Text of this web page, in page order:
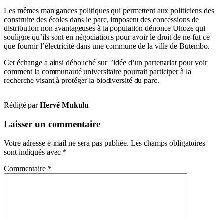
Les mêmes manigances politiques qui permettent aux politiciens des
construire des écoles dans le parc, imposent des concessions de
distribution non avantageuses à la population dénonce Uhoze qui
souligne qu’ils sont en négociations pour avoir le droit de ne-fut ce
que fournir l’électricité dans une commune de la ville de Butembo.
Cet échange a ainsi débouché sur l’idée d’un partenariat pour voir
comment la communauté universitaire pourrait participer à la
recherche visant à protéger la biodiversité du parc.
Rédigé parHervé Mukulu
Laisser un commentaire
Votre adresse e-mail ne sera pas publiée. Les champs obligatoires
sont indiqués avec *
Commentaire *